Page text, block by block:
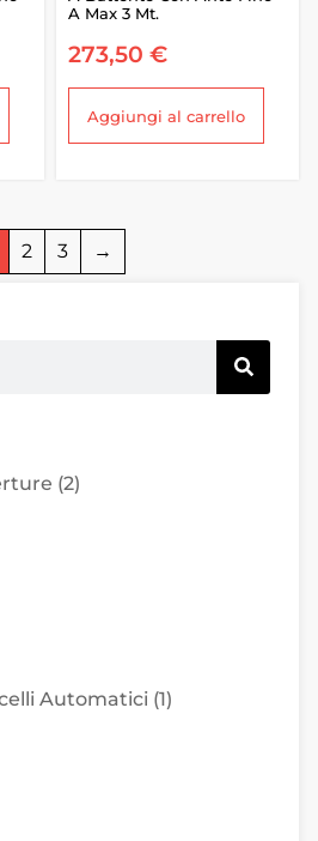
(2)
Automatici (1)
A Max 3 Mt.
273,50 €
Aggiungi al carrello
2 3 →